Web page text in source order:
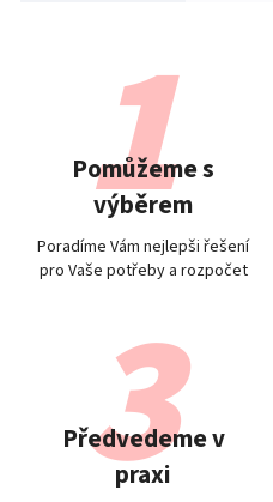
Pomůžeme s
výběrem
Poradíme Vám nejlepši řešení
pro Vaše potřeby a rozpočet
Předvedeme v
praxi